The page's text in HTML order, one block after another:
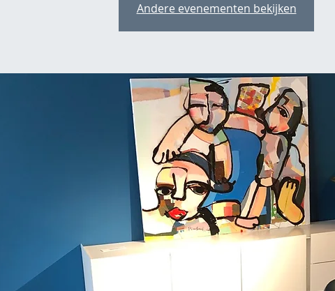
Andere evenementen bekijken